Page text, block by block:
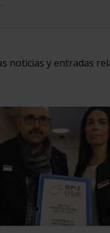
noticias y entradas